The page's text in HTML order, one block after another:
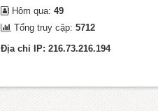
Hôm qua: 49
Tổng truy cập: 5712
Địa chỉ IP: 216.73.216.194